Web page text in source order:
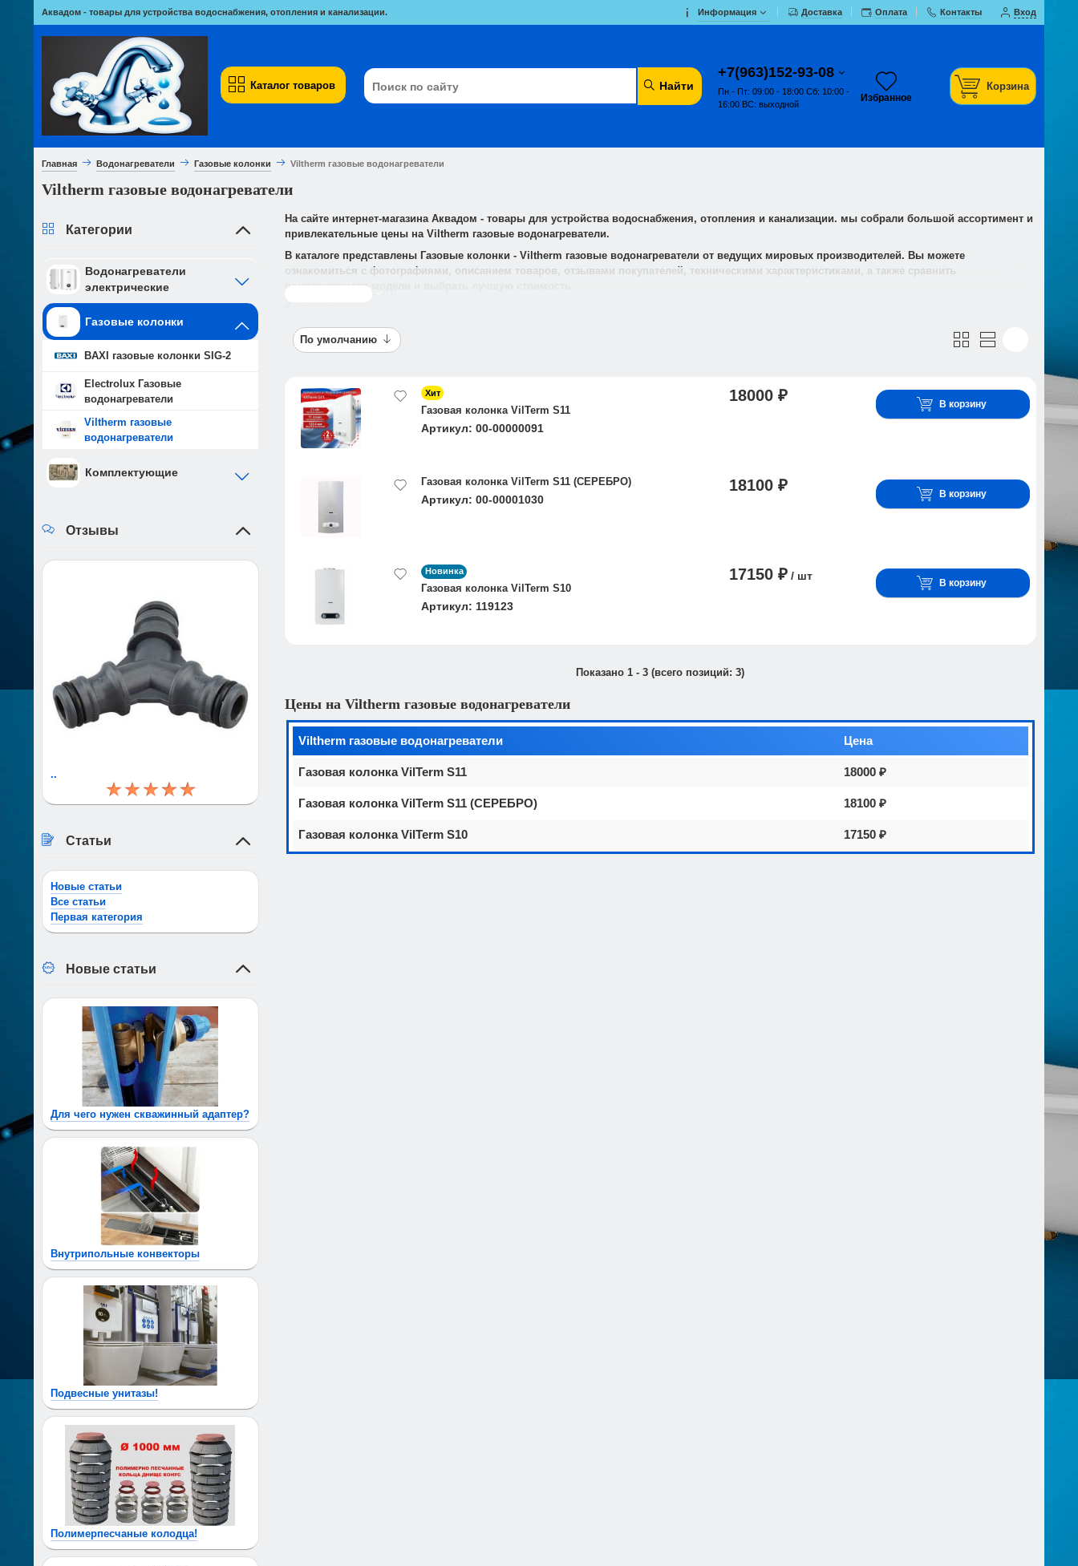
Аквадом - товары для устройства водоснабжения, отопления и канализации. Информация Доставка Оплата Контакты Вход
Каталог товаров Найти
+7(963)152-93-08
Пн - Пт: 09:00 - 18:00 Сб: 10:00 -
16:00 ВС: выходной
Избранное
Корзина
Главная Водонагреватели Газовые колонки Viltherm газовые водонагреватели
Viltherm газовые водонагреватели
На сайте интернет-магазина Аквадом - товары для устройства водоснабжения, отопления и канализации. мы собрали большой ассортимент и
привлекательные цены на Viltherm газовые водонагреватели.
В каталоге представлены Газовые колонки - Viltherm газовые водонагреватели от ведущих мировых производителей. Вы можете
ознакомиться с фотографиями, описанием товаров, отзывами покупателей, техническими характеристиками, а также сравнить
понравившиеся модели и выбрать лучшую стоимость.
Для того чтобы купить Viltherm газовые водонагреватели, достаточно оформить заявку на сайте или связаться с консультантом в режиме on-
По умолчанию
Хит
Газовая колонка VilTerm S11
Артикул: 00-00000091
18000 ₽ В корзину
Газовая колонка VilTerm S11 (СЕРЕБРО)
Артикул: 00-00001030
18100 ₽ В корзину
Новинка
Газовая колонка VilTerm S10
Артикул: 119123
17150 ₽/ шт
В корзину
Показано 1 -3 (всего позиций:3)
Цены на Viltherm газовые водонагреватели
Viltherm газовые водонагреватели Цена
Газовая колонка VilTerm S11 18000 ₽
Газовая колонка VilTerm S11 (СЕРЕБРО) 18100 ₽
Газовая колонка VilTerm S10 17150 ₽
Категории
Водонагреватели
электрические
Газовые колонки
BAXI газовые колонки SIG-2
Electrolux Газовые
водонагреватели
Viltherm газовые
водонагреватели
Комплектующие
Отзывы
..
Статьи
Новые статьи
Все статьи
Первая категория
Новые статьи
Для чего нужен скважинный адаптер?
Внутрипольные конвекторы
Подвесные унитазы!
Полимерпесчаные колодца!